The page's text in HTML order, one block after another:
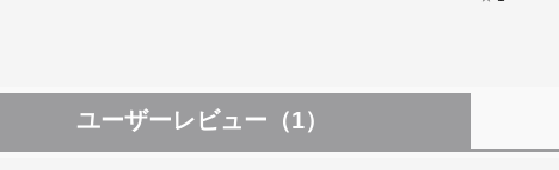
ユーザーレビュー （1）